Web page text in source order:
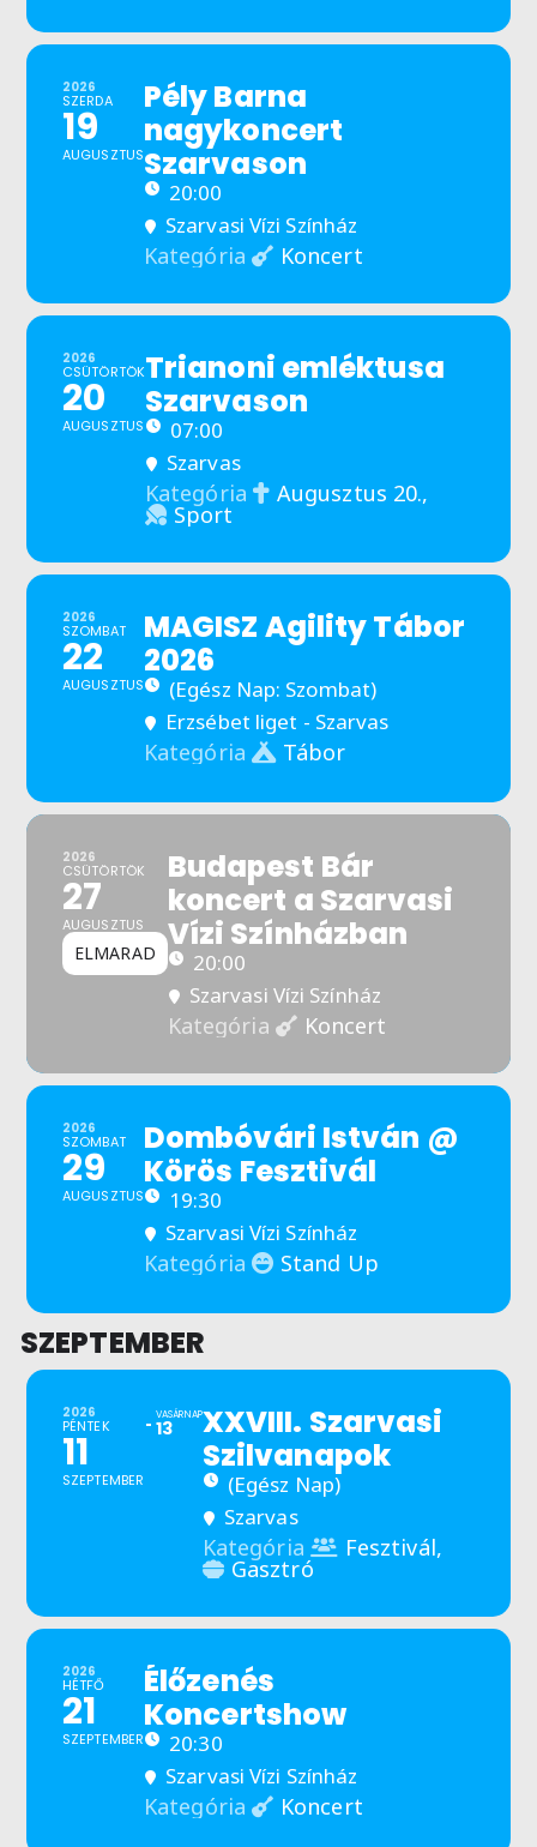
2026
SZERDA
19
AUGUSZTUS
Pély Barna
nagykoncert
Szarvason
20:00
Szarvasi Vízi Színház
Kategória Koncert
2026
CSÜTÖRTÖK
20
AUGUSZTUS
Trianoni emléktusa
Szarvason
07:00
Szarvas
Kategória Augusztus 20.,
Sport
2026
SZOMBAT
22
AUGUSZTUS
MAGISZ Agility Tábor
2026
(Egész Nap: Szombat)
Erzsébet liget - Szarvas
Kategória Tábor
2026
CSÜTÖRTÖK
27
AUGUSZTUS
ELMARAD
Budapest Bár
koncert a Szarvasi
Vízi Színházban
20:00
Szarvasi Vízi Színház
Kategória Koncert
2026
SZOMBAT
29
AUGUSZTUS
Dombóvári István @
Körös Fesztivál
19:30
Szarvasi Vízi Színház
Kategória Stand Up
SZEPTEMBER
2026
PÉNTEK
11
SZEPTEMBER
VASÁRNAP
13
XXVIII. Szarvasi
Szilvanapok
(Egész Nap)
Szarvas
Kategória Fesztivál,
Gasztró
2026
HÉTFŐ
21
SZEPTEMBER
Élőzenés
Koncertshow
20:30
Szarvasi Vízi Színház
Kategória Koncert